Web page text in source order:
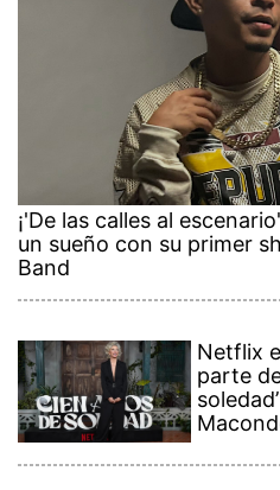
¡'De las calles al
un sueño con su primer
Band
Netflix
parte